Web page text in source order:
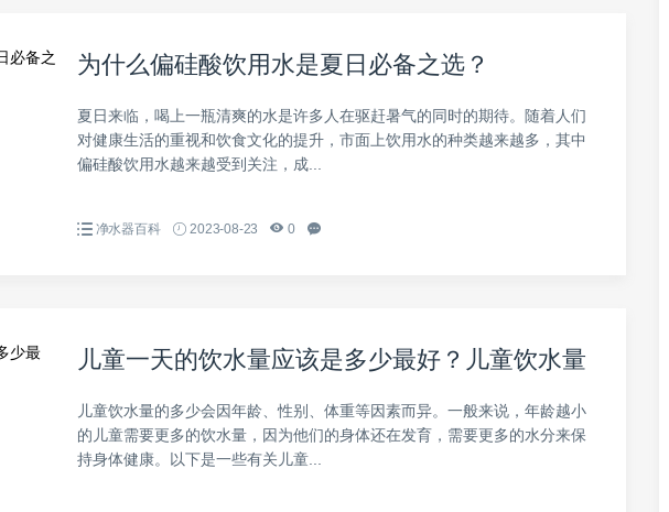
为什么偏硅酸饮用水是夏日必备之选？
夏日来临，喝上一瓶清爽的水是许多人在驱赶暑气的同时的期待。随着人们
对健康生活的重视和饮食文化的提升，市面上饮用水的种类越来越多，其中
偏硅酸饮用水越来越受到关注，成...
净水器百科 2023-08-23 0
儿童一天的饮水量应该是多少最好？儿童饮水量
儿童饮水量的多少会因年龄、性别、体重等因素而异。一般来说，年龄越小
的儿童需要更多的饮水量，因为他们的身体还在发育，需要更多的水分来保
持身体健康。以下是一些有关儿童...